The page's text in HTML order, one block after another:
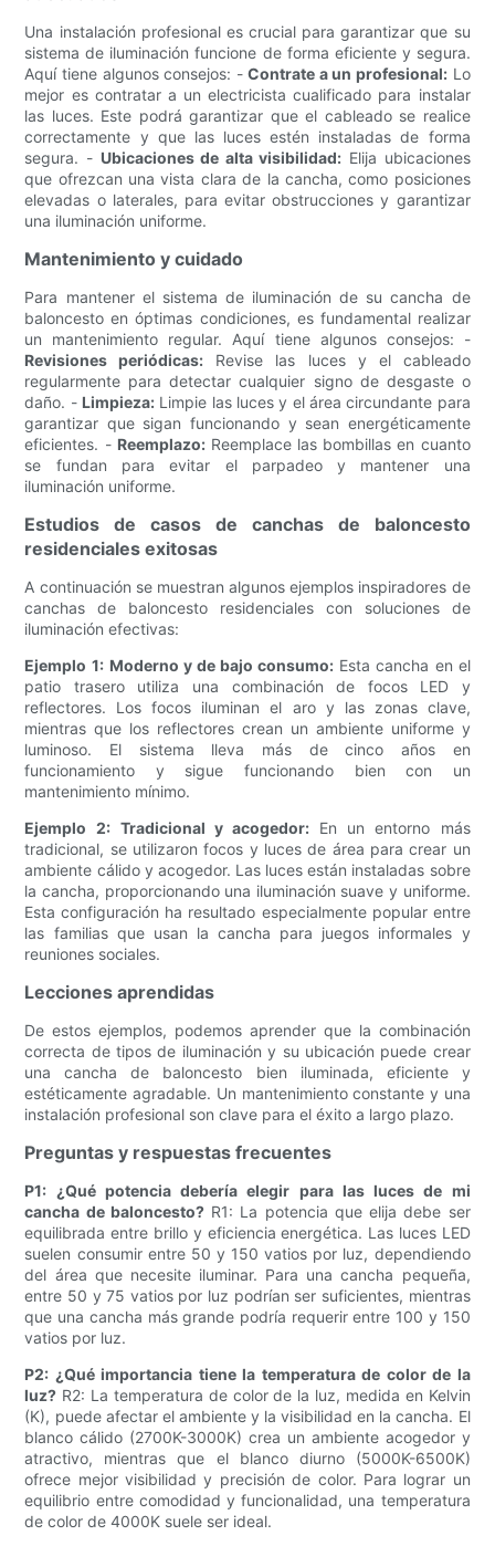
Una instalación profesional es crucial para garantizar que su
sistema de iluminación funcione de forma eficiente y segura.
Aquí tiene algunos consejos: -Contrate a un profesional: Lo
mejor es contratar a un electricista cualificado para instalar
las luces. Este podrá garantizar que el cableado se realice
correctamente y que las luces estén instaladas de forma
segura. - Ubicaciones de alta visibilidad: Elija ubicaciones
que ofrezcan una vista clara de la cancha, como posiciones
elevadas o laterales, para evitar obstrucciones y garantizar
una iluminación uniforme.
Mantenimiento y cuidado
Para mantener el sistema de iluminación de su cancha de
baloncesto en óptimas condiciones, es fundamental realizar
un mantenimiento regular. Aquí tiene algunos consejos: -
Revisiones periódicas: Revise las luces y el cableado
regularmente para detectar cualquier signo de desgaste o
daño. - Limpieza: Limpie las luces y el área circundante para
garantizar que sigan funcionando y sean energéticamente
eficientes. - Reemplazo:Reemplace las bombillas en cuanto
se fundan para evitar el parpadeo y mantener una
iluminación uniforme.
Estudios de casos de canchas de baloncesto
residenciales exitosas
A continuación se muestran algunos ejemplos inspiradores de
canchas de baloncesto residenciales con soluciones de
iluminación efectivas:
Ejemplo 1: Moderno y de bajo consumo: Esta cancha en el
patio trasero utiliza una combinación de focos LED y
reflectores. Los focos iluminan el aro y las zonas clave,
mientras que los reflectores crean un ambiente uniforme y
luminoso. El sistema lleva más de cinco años en
funcionamiento y sigue funcionando bien con un
mantenimiento mínimo.
Ejemplo 2: Tradicional y acogedor: En un entorno más
tradicional, se utilizaron focos y luces de área para crear un
ambiente cálido y acogedor. Las luces están instaladas sobre
la cancha, proporcionando una iluminación suave y uniforme.
Esta configuración ha resultado especialmente popular entre
las familias que usan la cancha para juegos informales y
reuniones sociales.
Lecciones aprendidas
De estos ejemplos, podemos aprender que la combinación
correcta de tipos de iluminación y su ubicación puede crear
una cancha de baloncesto bien iluminada, eficiente y
estéticamente agradable. Un mantenimiento constante y una
instalación profesional son clave para el éxito a largo plazo.
Preguntas y respuestas frecuentes
P1: ¿Qué potencia debería elegir para las luces de mi
cancha de baloncesto?R1: La potencia que elija debe ser
equilibrada entre brillo y eficiencia energética. Las luces LED
suelen consumir entre 50 y 150 vatios por luz, dependiendo
del área que necesite iluminar. Para una cancha pequeña,
entre 50 y 75 vatios por luz podrían ser suficientes, mientras
que una cancha más grande podría requerir entre 100 y 150
vatios por luz.
P2: ¿Qué importancia tiene la temperatura de color de la
luz? R2: La temperatura de color de la luz, medida en Kelvin
(K), puede afectar el ambiente y la visibilidad en la cancha. El
blanco cálido (2700K-3000K) crea un ambiente acogedor y
atractivo, mientras que el blanco diurno (5000K-6500K)
ofrece mejor visibilidad y precisión de color. Para lograr un
equilibrio entre comodidad y funcionalidad, una temperatura
de color de 4000K suele ser ideal.